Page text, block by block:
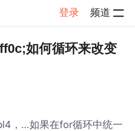
登录 频道
帖子详情
如何循环来改变
，…如果在for循环中统一